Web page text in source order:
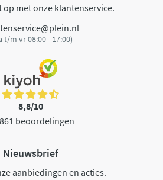
op met onze klantenservice.
t/m vr 08:00 - 17:00)
8,8/10
beoordelingen
Nieuwsbrief
aanbiedingen en acties.